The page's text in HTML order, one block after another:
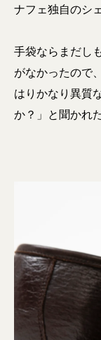
ナフェ独自のシ
手袋ならまだし
がなかったので
はりかなり異質
か？」と聞かれ